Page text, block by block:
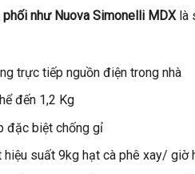
như Nuova Simonelli MDXlà
trực tiếp nguồn điện trong nhà
đến 1,2 Kg
đặc biệt chống gỉ
suất 9kg hạt cà phê xay/ giờ